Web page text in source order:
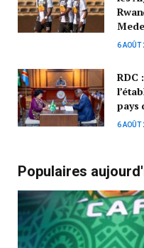
6 AOÛT
RDC
pays
6 AOÛT
Populaires